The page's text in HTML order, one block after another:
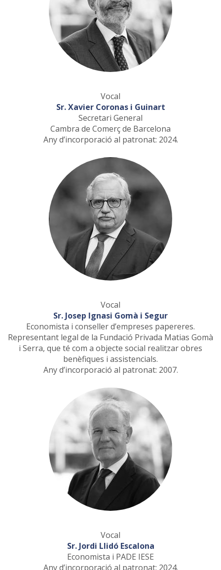
Vocal
Sr. Xavier Coronas i Guinart
Secretari General
Cambra de Comerç de Barcelona
Any d’incorporació al patronat: 2024.
Vocal
Sr. Josep Ignasi Gomà i Segur
Economista i conseller d’empreses papereres.
Representant legal de la Fundació Privada Matias Gomà
i Serra, que té com a objecte social realitzar obres
benèfiques i assistencials.
Any d’incorporació al patronat: 2007.
Vocal
Sr. Jordi Llidó Escalona
Economista i PADE IESE
Any d’incorporació al patronat: 2024.